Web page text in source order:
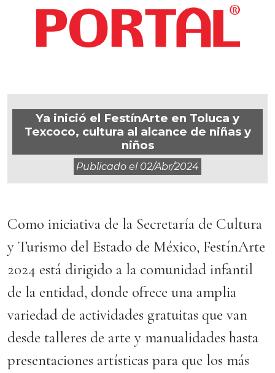
Ya inició el FestínArte en Toluca y
Texcoco, cultura al alcance de niñas y
niños
Publicado el 02/abr/2024
Como iniciativa de la Secretaría de Cultura
y Turismo del Estado de México, FestínArte
2024 está dirigido a la comunidad infantil
de la entidad, donde ofrece una amplia
variedad de actividades gratuitas que van
desde talleres de arte y manualidades hasta
presentaciones artísticas para que los más